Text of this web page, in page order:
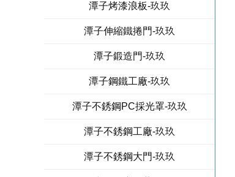
潭子烤漆浪板-玖玖
潭子伸縮鐵捲門-玖玖
潭子鍛造門-玖玖
潭子鋼鐵工廠-玖玖
潭子不銹鋼PC採光罩-玖玖
潭子不銹鋼工廠-玖玖
潭子不銹鋼大門-玖玖